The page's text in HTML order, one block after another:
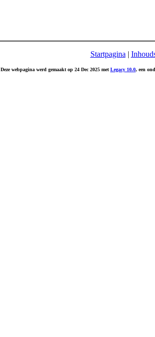
Startpagina |
Deze webpagina werd gemaakt op 24 Dec 2025 met Legacy 10.0, een